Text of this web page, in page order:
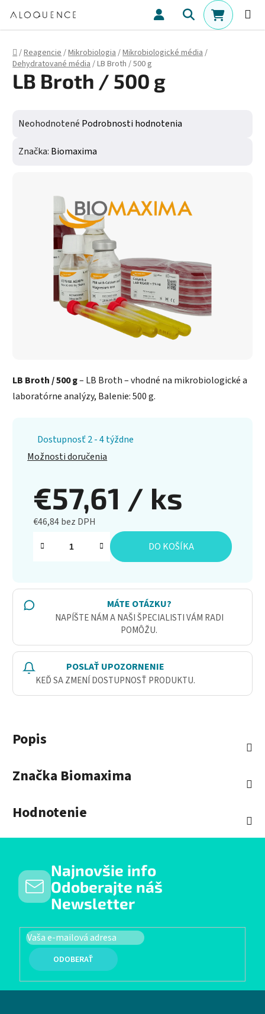
Hľadať
Domov
/Reagencie/Mikrobiologia/Mikrobiologické média/
Dehydratované média/LB Broth / 500 g
LB Broth / 500 g– LB Broth – vhodné na mikrobiologické a
laboratórne analýzy, Balenie: 500 g.
Dostupnosť 2 - 4 týždne
Možnosti doručenia
€57,61 / ks
€46,84 bez DPH
Jednotková cena:
DO KOŠÍKA
MÁTE OTÁZKU?
NAPÍŠTE NÁM A NAŠI ŠPECIALISTI VÁM RADI
POMÔŽU.
POSLAŤ UPOZORNENIE
KEĎ SA ZMENÍ DOSTUPNOSŤ PRODUKTU.
LB Broth / 500 g
Priemerné hodnotenie produktu je 0,0 z 5 hviezdičiek.
Neohodnotené Podrobnosti hodnotenia
Značka: Biomaxima
Popis
Značka Biomaxima
Hodnotenie
Najnovšie info
Odoberajte náš
Newsletter
PRIHLÁSIŤ SA